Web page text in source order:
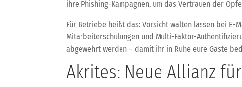
ihre Phishing-Kampagnen, um das Vertrauen der
Für Betriebe heißt das: Vorsicht walten lassen bei E-
Mitarbeiterschulungen und Multi-Faktor-
abgewehrt werden – damit ihr in Ruhe eure Gäste
Akrites: Neue Allianz